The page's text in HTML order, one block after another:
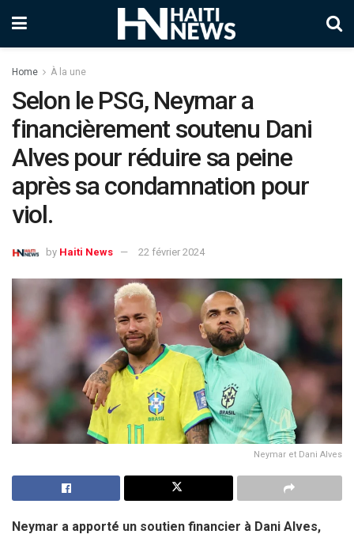
Home À la une
Selon le PSG, Neymar a
financièrement soutenu Dani
Alves pour réduire sa peine
après sa condamnation pour
viol.
by Haiti News 22 février 2024
Neymar et Dani Alves
Neymar a apporté un soutien financier à Dani Alves,